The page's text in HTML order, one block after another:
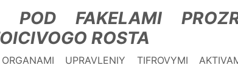
POD FAKELAMI
ROSTA
UPRAVLENIY TIFROVYMI